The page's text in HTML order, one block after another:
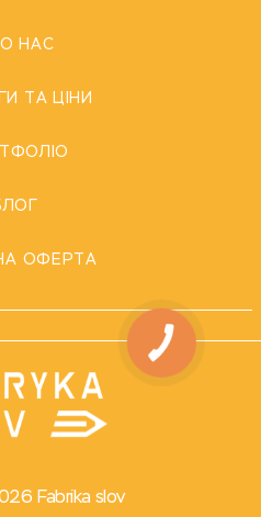
НАС
ТА ЦІНИ
ОФЕРТА
Fabrika slov